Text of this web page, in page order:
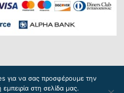
για να σας προσφέρουμε την
στη σελίδα μας.